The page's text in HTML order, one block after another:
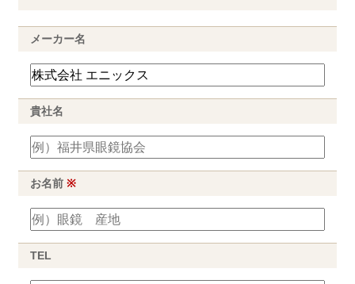
メーカー名
貴社名
お名前※
TEL